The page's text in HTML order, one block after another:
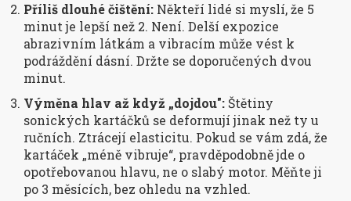
Příliš dlouhé čištění: Někteří lidé si myslí, že 5
minut je lepší než 2. Není. Delší expozice
abrazivním látkám a vibracím může vést k
podráždění dásní. Držte se doporučených dvou
minut.
Výměna hlav až když „dojdou": Štětiny
sonických kartáčků se deformují jinak než ty u
ručních. Ztrácejí elasticitu. Pokud se vám zdá, že
kartáček „méně vibruje“, pravděpodobně jde o
opotřebovanou hlavu, ne o slabý motor. Měňte ji
po 3 měsících, bez ohledu na vzhled.